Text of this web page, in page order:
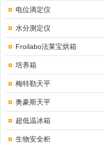
电位滴定仪
水分测定仪
Froilabo法莱宝烘箱
培养箱
梅特勒天平
奥豪斯天平
超低温冰箱
生物安全柜